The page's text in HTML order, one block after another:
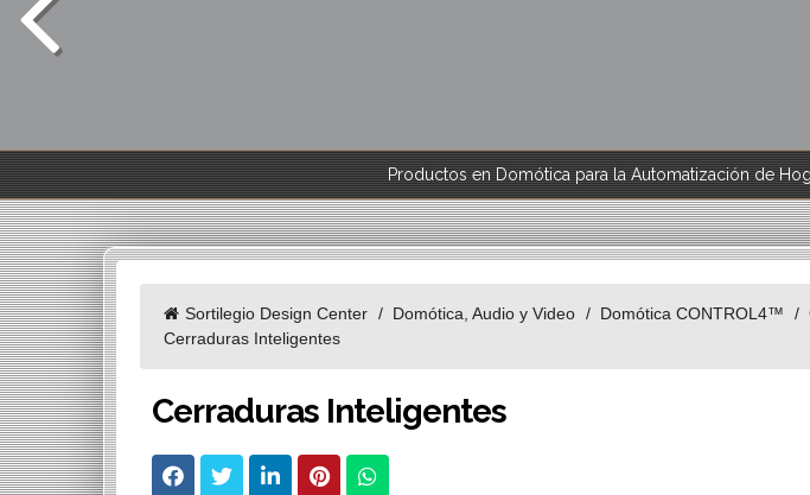
Productos en Domótica para la Automatización de
Sortilegio Design Center Domótica, Audio y Video Domótica CONTROL4™
Cerraduras Inteligentes
Cerraduras Inteligentes